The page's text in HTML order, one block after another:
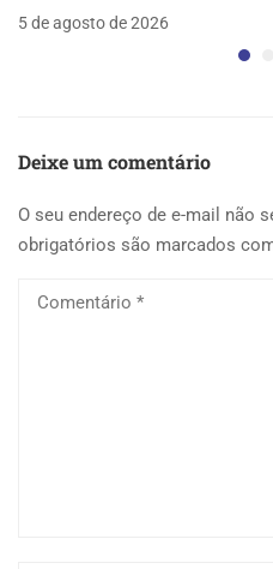
5 de agosto de 2026
Deixe um comentário
O seu endereço de e-mail não
obrigatórios são marcados